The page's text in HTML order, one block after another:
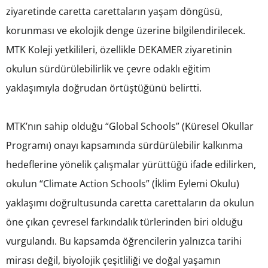
ziyaretinde caretta carettaların yaşam döngüsü,
korunması ve ekolojik denge üzerine bilgilendirilecek.
MTK Koleji yetkilileri, özellikle DEKAMER ziyaretinin
okulun sürdürülebilirlik ve çevre odaklı eğitim
yaklaşımıyla doğrudan örtüştüğünü belirtti.
MTK’nın sahip olduğu “Global Schools” (Küresel Okullar
Programı) onayı kapsamında sürdürülebilir kalkınma
hedeflerine yönelik çalışmalar yürüttüğü ifade edilirken,
okulun “Climate Action Schools” (İklim Eylemi Okulu)
yaklaşımı doğrultusunda caretta carettaların da okulun
öne çıkan çevresel farkındalık türlerinden biri olduğu
vurgulandı. Bu kapsamda öğrencilerin yalnızca tarihi
mirası değil, biyolojik çeşitliliği ve doğal yaşamın